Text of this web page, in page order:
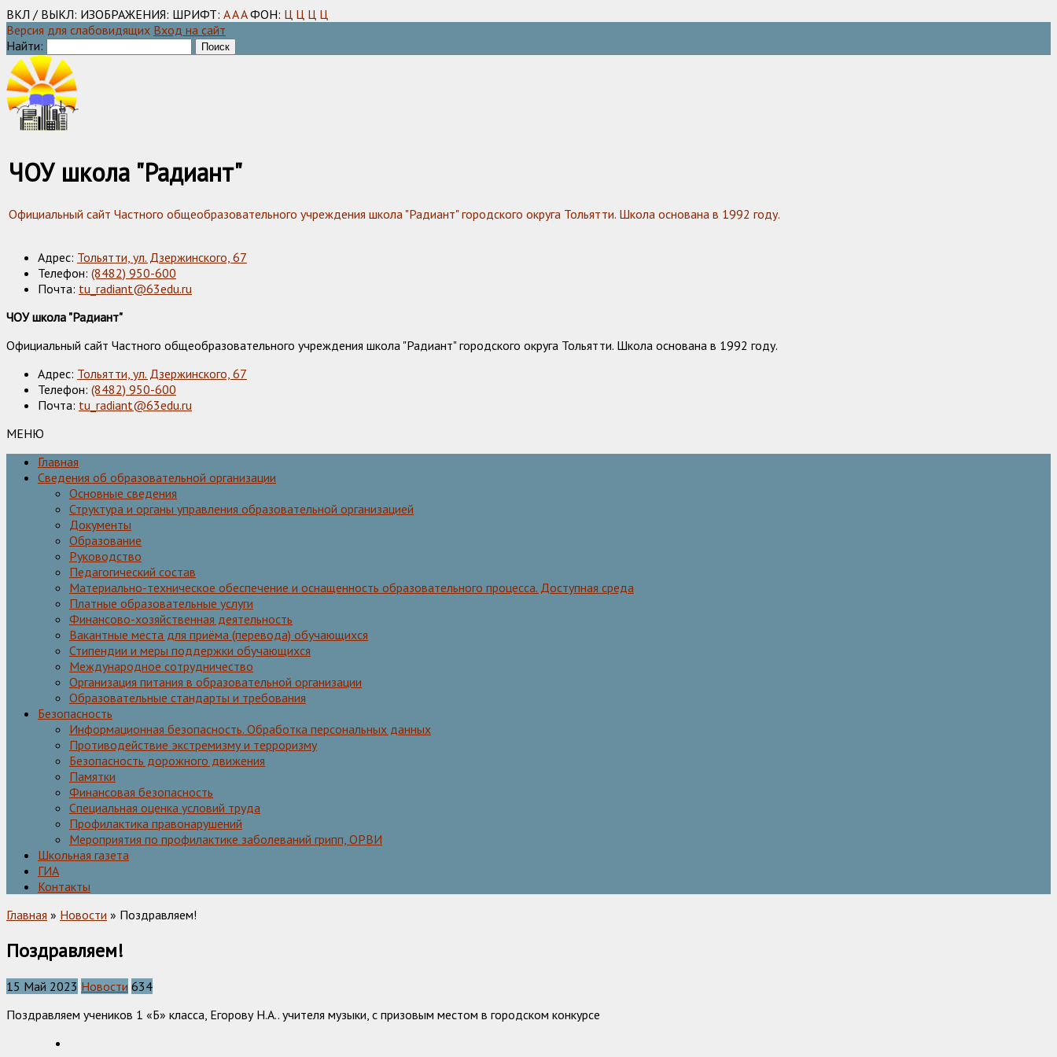
ВКЛ / ВЫКЛ: ИЗОБРАЖЕНИЯ: ШРИФТ: AAA ФОН: Ц Ц Ц Ц
Версия для слабовидящих Вход на сайт
Найти:
ЧОУ школа "Радиант"
Официальный сайт Частного общеобразовательного учреждения школа "Радиант" городского округа Тольятти. Школа основана в 1992 году.
Адрес: Тольятти, ул. Дзержинского, 67
Телефон: (8482) 950-600
Почта: tu_radiant@63edu.ru
ЧОУ школа "Радиант"
Официальный сайт Частного общеобразовательного учреждения школа "Радиант" городского округа Тольятти. Школа основана в 1992 году.
Адрес: Тольятти, ул. Дзержинского, 67
Телефон: (8482) 950-600
Почта: tu_radiant@63edu.ru
МЕНЮ
Главная
Сведения об образовательной организации
Основные сведения
Структура и органы управления образовательной организацией
Документы
Образование
Руководство
Педагогический состав
Материально-техническое обеспечение и оснащенность образовательного процесса. Доступная среда
Платные образовательные услуги
Финансово-хозяйственная деятельность
Вакантные места для приёма (перевода) обучающихся
Стипендии и меры поддержки обучающихся
Международное сотрудничество
Организация питания в образовательной организации
Образовательные стандарты и требования
Безопасность
Информационная безопасность. Обработка персональных данных
Противодействие экстремизму и терроризму
Безопасность дорожного движения
Памятки
Финансовая безопасность
Специальная оценка условий труда
Профилактика правонарушений
Мероприятия по профилактике заболеваний грипп, ОРВИ
Школьная газета
ГИА
Контакты
Главная » Новости » Поздравляем!
Поздравляем!
15 Май 2023 Новости 634
Поздравляем учеников 1 «Б» класса, Егорову Н.А.. учителя музыки, с призовым местом в городском конкурсе